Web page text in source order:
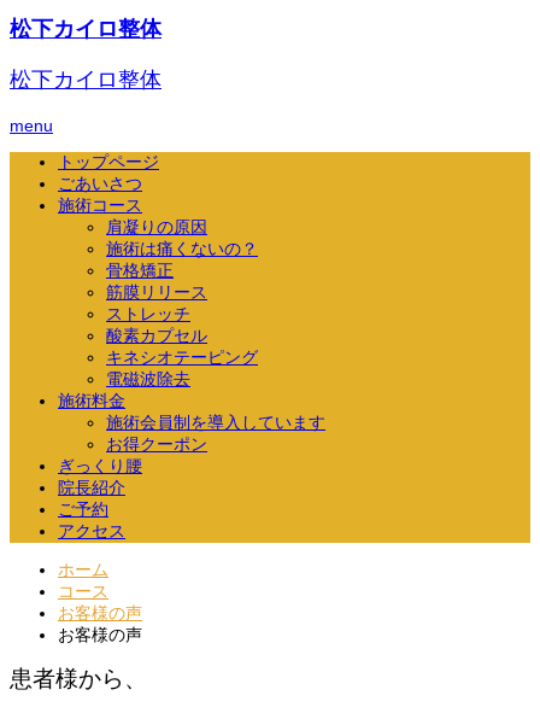
松下カイロ整体
松下カイロ整体
menu
トップページ
ごあいさつ
施術コース
肩凝りの原因
施術は痛くないの？
骨格矯正
筋膜リリース
ストレッチ
酸素カプセル
キネシオテーピング
電磁波除去
施術料金
施術会員制を導入しています
お得クーポン
ぎっくり腰
院長紹介
ご予約
アクセス
ホーム
コース
お客様の声
お客様の声
患者様から、